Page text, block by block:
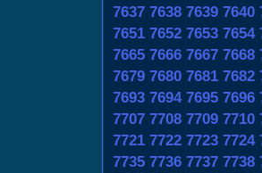
7637 7638 7639 7640
7651 7652 7653 7654
7665 7666 7667 7668
7679 7680 7681 7682
7693 7694 7695 7696
7707 7708 7709 7710
7721 7722 7723 7724
7735 7736 7737 7738